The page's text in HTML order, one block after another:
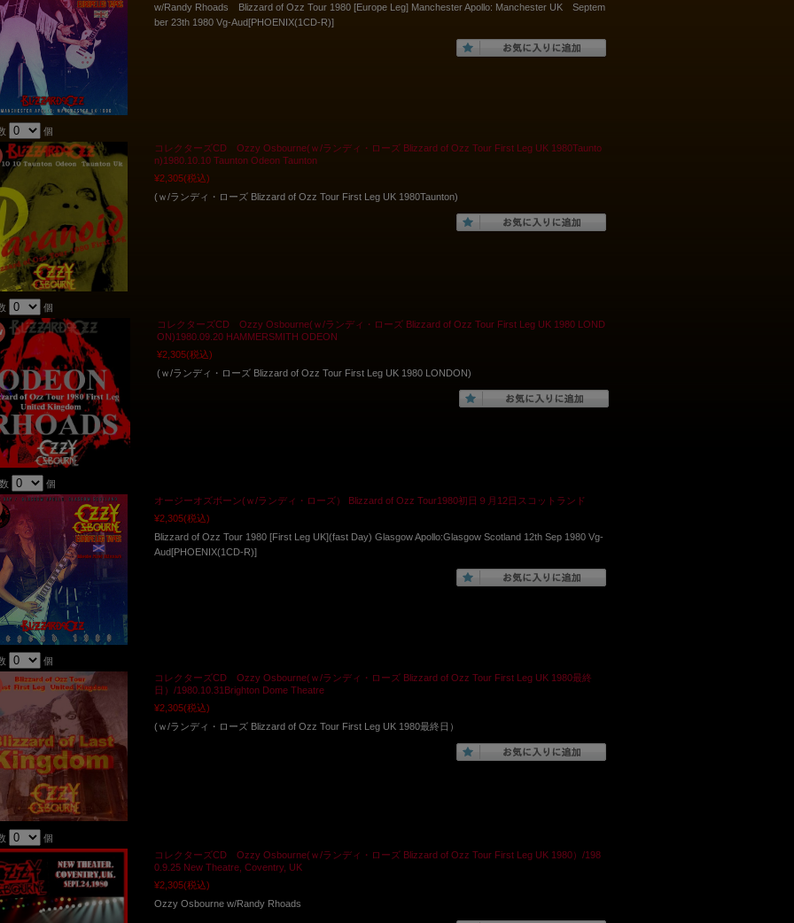
w/Randy Rhoads Blizzard of Ozz Tour 1980 [Europe Leg] Manchester Apollo: Manchester UK Septem
ber 23th 1980 Vg-Aud[PHOENIX(1CD-R)]
個
コレクターズCD Ozzy Osbourne(ｗ/ランディ・ローズ Blizzard of Ozz Tour First Leg UK 1980Taunto
n)1980.10.10 Taunton Odeon Taunton
¥2,305(税込)
(ｗ/ランディ・ローズ Blizzard of Ozz Tour First Leg UK 1980Taunton)
個
コレクターズCD Ozzy Osbourne(ｗ/ランディ・ローズ Blizzard of Ozz Tour First Leg UK 1980 LOND
ON)1980.09.20 HAMMERSMITH ODEON
¥2,305(税込)
(ｗ/ランディ・ローズ Blizzard of Ozz Tour First Leg UK 1980 LONDON)
個
オージーオズボーン(ｗ/ランディ・ローズ） Blizzard of Ozz Tour1980初日９月12日スコットランド
¥2,305(税込)
Blizzard of Ozz Tour 1980 [First Leg UK](fast Day) Glasgow Apollo:Glasgow Scotland 12th Sep 1980 Vg-
Aud[PHOENIX(1CD-R)]
個
コレクターズCD Ozzy Osbourne(ｗ/ランディ・ローズ Blizzard of Ozz Tour First Leg UK 1980最終
日）/1980.10.31Brighton Dome Theatre
¥2,305(税込)
(ｗ/ランディ・ローズ Blizzard of Ozz Tour First Leg UK 1980最終日）
個
コレクターズCD Ozzy Osbourne(ｗ/ランディ・ローズ Blizzard of Ozz Tour First Leg UK 1980）/198
0.9.25 New Theatre, Coventry, UK
¥2,305(税込)
Ozzy Osbourne w/Randy Rhoads